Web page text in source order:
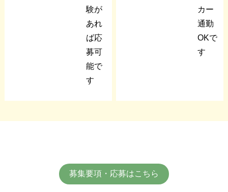
験が
あれ
ば応
募可
能で
す
カー
通勤
OKで
す
募集要項・応募はこちら